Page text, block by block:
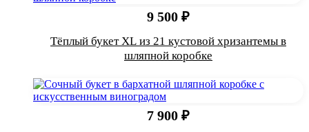
9 500 ₽
Тёплый букет XL из 21 кустовой хризантемы в
шляпной коробке
7 900 ₽